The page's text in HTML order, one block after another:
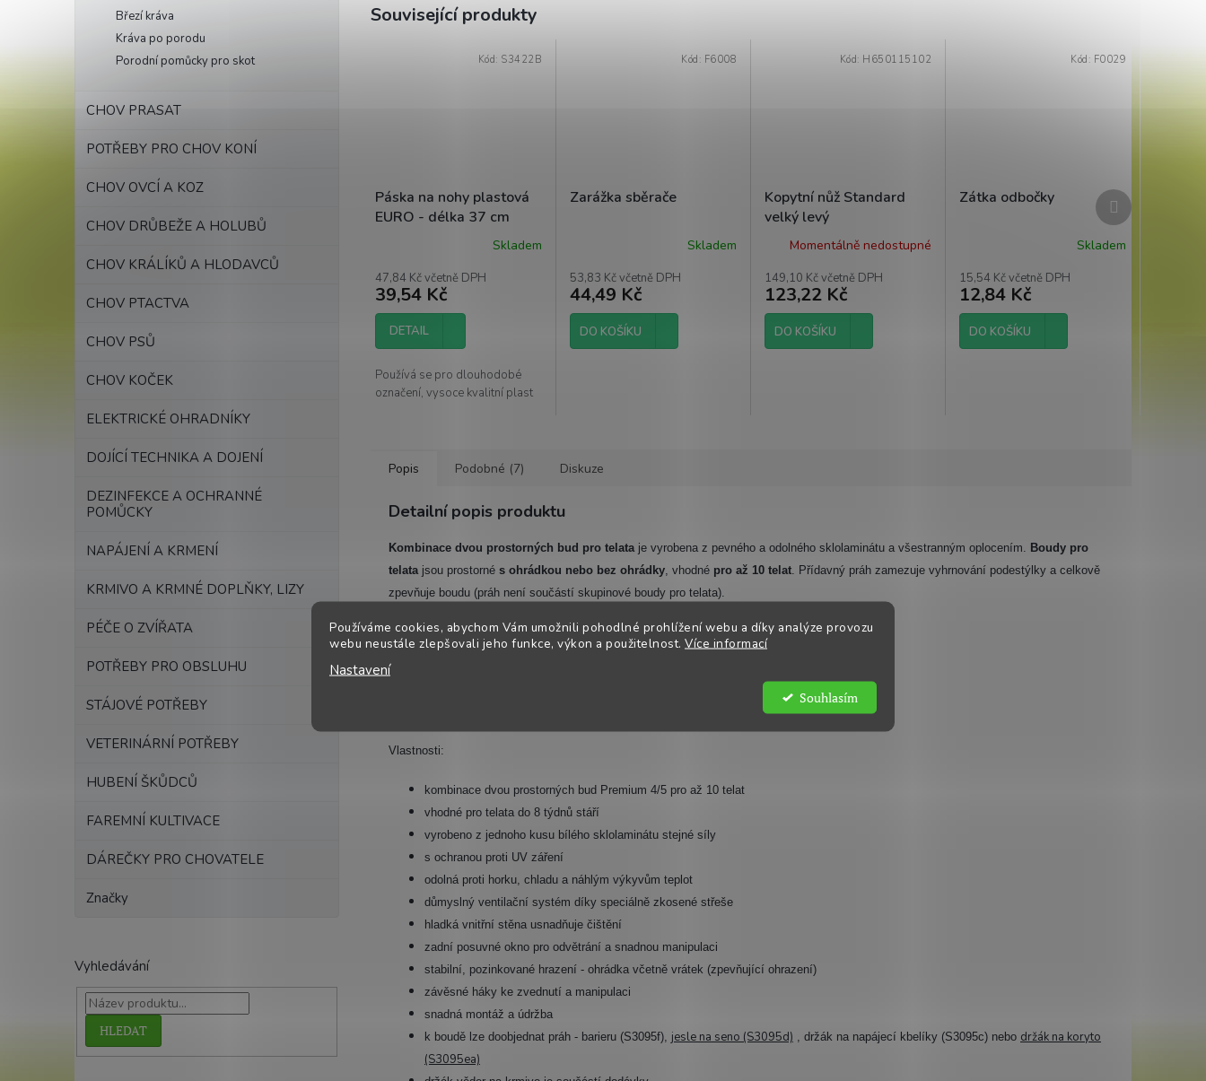
Používáme cookies, abychom Vám umožnili pohodlné prohlížení webu a díky analýze provozu
webu neustále zlepšovali jeho funkce, výkon a použitelnost. Více informací
Nastavení
Souhlasím
Březí kráva
Kráva po porodu
Porodní pomůcky pro skot
CHOV PRASAT
POTŘEBY PRO CHOV KONÍ
CHOV OVCÍ A KOZ
CHOV DRŮBEŽE A HOLUBŮ
CHOV KRÁLÍKŮ A HLODAVCŮ
CHOV PTACTVA
CHOV PSŮ
CHOV KOČEK
ELEKTRICKÉ OHRADNÍKY
DOJÍCÍ TECHNIKA A DOJENÍ
DEZINFEKCE A OCHRANNÉ
POMŮCKY
NAPÁJENÍ A KRMENÍ
KRMIVO A KRMNÉ DOPLŇKY, LIZY
PÉČE O ZVÍŘATA
POTŘEBY PRO OBSLUHU
STÁJOVÉ POTŘEBY
VETERINÁRNÍ POTŘEBY
HUBENÍ ŠKŮDCŮ
FAREMNÍ KULTIVACE
DÁREČKY PRO CHOVATELE
Značky
Vyhledávání
HLEDAT
Související produkty
Páska na nohy plastová
EURO - délka 37 cm
Skladem
47,84 Kč včetně DPH
39,54 Kč
DETAIL
Používá se pro dlouhodobé
označení, vysoce kvalitní plast
Kód: S3422B
Zarážka sběrače
Skladem
53,83 Kč včetně DPH
44,49 Kč
DO KOŠÍKU
Kód: F6008
Kopytní nůž Standard
velký levý
Momentálně nedostupné
149,10 Kč včetně DPH
123,22 Kč
DO KOŠÍKU
Kód: H650115102
Zátka odbočky
Skladem
15,54 Kč včetně DPH
12,84 Kč
DO KOŠÍKU
Kód: F0029
Další
produkt
Popis Podobné (7) Diskuze
Detailní popis produktu
Kombinace dvou prostorných bud pro telataje vyrobena z pevného a odolného sklolaminátu a všestranným oplocením. Boudy pro
telatajsou prostorné s ohrádkou nebo bez ohrádky, vhodné pro až 10 telat. Přídavný práh zamezuje vyhrnování podestýlky a celkově
zpevňuje boudu (práh není součástí skupinové boudy pro telata).
Zboží je na objednávku.
Cenu ovlivňují náklady na dopravu a počet bud.
Vlastnosti:
kombinace dvou prostorných bud Premium 4/5 pro až 10 telat
vhodné pro telata do 8 týdnů stáří
vyrobeno z jednoho kusu bílého sklolaminátu stejné síly
s ochranou proti UV záření
odolná proti horku, chladu a náhlým výkyvům teplot
důmyslný ventilační systém díky speciálně zkosené střeše
hladká vnitřní stěna usnadňuje čištění
zadní posuvné okno pro odvětrání a snadnou manipulaci
stabilní, pozinkované hrazení - ohrádka včetně vrátek (zpevňující ohrazení)
závěsné háky ke zvednutí a manipulaci
snadná montáž a údržba
k boudě lze doobjednat práh - barieru (S3095f), jesle na seno (S3095d) , držák na napájecí kbelíky (S3095c) nebo držák na koryto
(S3095ea)